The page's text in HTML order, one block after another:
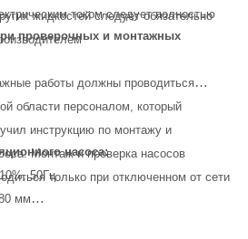
жидкостей следует обязательно
током следует полностью
проверочных и монтажных
работы должны проводиться
области персоналом, который
инструкцию по монтажу и
Монтаж и проверка насосов
только при отключенном от сети
насоса:
50Гц
мм